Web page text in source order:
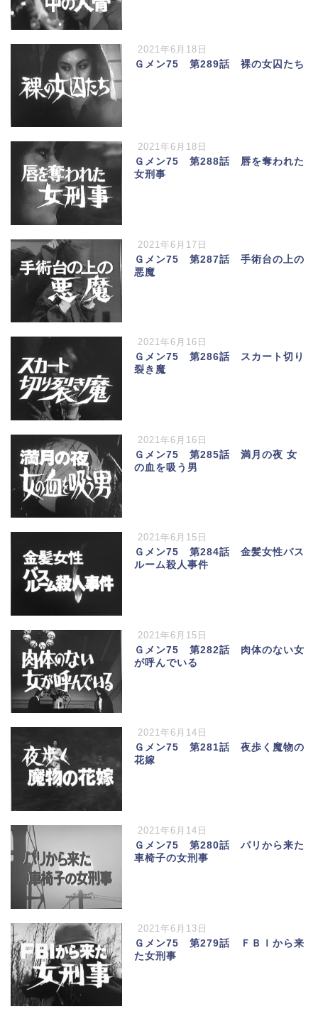
2021年6月18日
Ｇメン75 第289話 裸の女囚たち
2021年6月18日
Ｇメン75 第288話 唇を奪われた
女刑事
2021年6月17日
Ｇメン75 第287話 手術台の上の
悪魔
2021年6月16日
Ｇメン75 第286話 スカート切り
裂き魔
2021年6月16日
Ｇメン75 第285話 満月の夜 女
の血を吸う男
2021年6月15日
Ｇメン75 第284話 金髪女性バス
ルーム殺人事件
2021年6月15日
Ｇメン75 第282話 肉体のない女
が呼んでいる
2021年6月14日
Ｇメン75 第281話 夜歩く魔物の
花嫁
2021年6月14日
Ｇメン75 第280話 パリから来た
車椅子の女刑事
2021年6月13日
Ｇメン75 第279話 ＦＢＩから来
た女刑事